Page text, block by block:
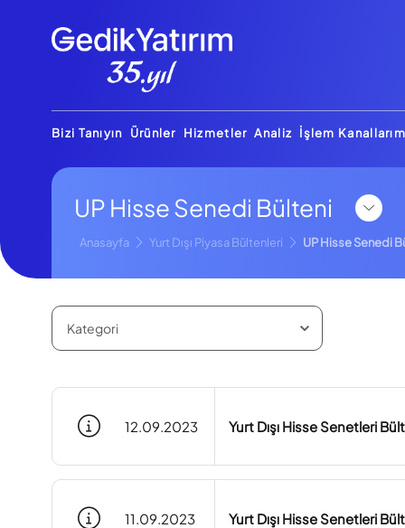
Bizi Tanıyın Ürünler Hizmetler Analiz İşlem
UP Hisse Senedi Bülteni
Anasayfa Yurt Dışı Piyasa Bültenleri UP Hisse Senedi
12.09.2023 Yurt Dışı Hisse Senetleri
11.09.2023 Yurt Dışı Hisse Senetleri